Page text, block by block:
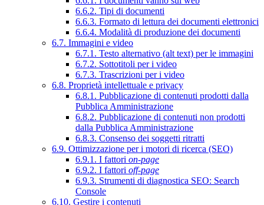
6.6.2. Tipi di documenti
6.6.3. Formato di lettura dei documenti elettronici
6.6.4. Modalità di produzione dei documenti
6.7. Immagini e video
6.7.1. Testo alternativo (alt text) per le immagini
6.7.2. Sottotitoli per i video
6.7.3. Trascrizioni per i video
6.8. Proprietà intellettuale e privacy
6.8.1. Pubblicazione di contenuti prodotti dalla
Pubblica Amministrazione
6.8.2. Pubblicazione di contenuti non prodotti
dalla Pubblica Amministrazione
6.8.3. Consenso dei soggetti ritratti
6.9. Ottimizzazione per i motori di ricerca (SEO)
6.9.1. I fattori on-page
6.9.2. I fattori off-page
6.9.3. Strumenti di diagnostica SEO: Search
Console
6.10. Gestire i contenuti